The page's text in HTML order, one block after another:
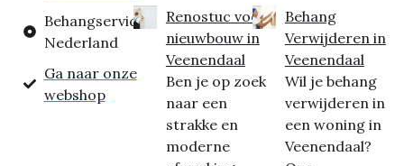
Behangservice
Nederland
Ga naar onze
webshop
Renostuc voor
nieuwbouw in
Veenendaal
Ben je op zoek
naar een
strakke en
moderne
Behang
Verwijderen in
Veenendaal
Wil je behang
verwijderen in
een woning in
Veenendaal?